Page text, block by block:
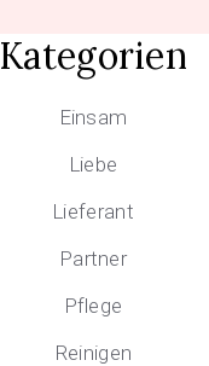
Kategorien
Einsam
Liebe
Lieferant
Partner
Pflege
Reinigen